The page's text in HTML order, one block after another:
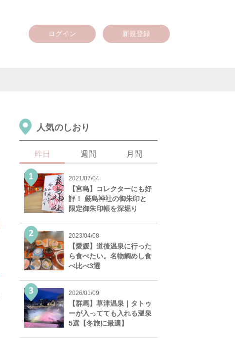
ログイン 新規登録
人気のしおり
昨日 週間 月間
2021/07/04
【宮島】コレクターにも好
評！ 厳島神社の御朱印と
限定御朱印帳を深堀り
2023/04/08
【愛媛】道後温泉に行った
ら食べたい。名物鯛めし食
べ比べ3選
2026/01/09
【群馬】草津温泉｜タトゥ
ーが入ってても入れる温泉
5選【冬旅に最適】